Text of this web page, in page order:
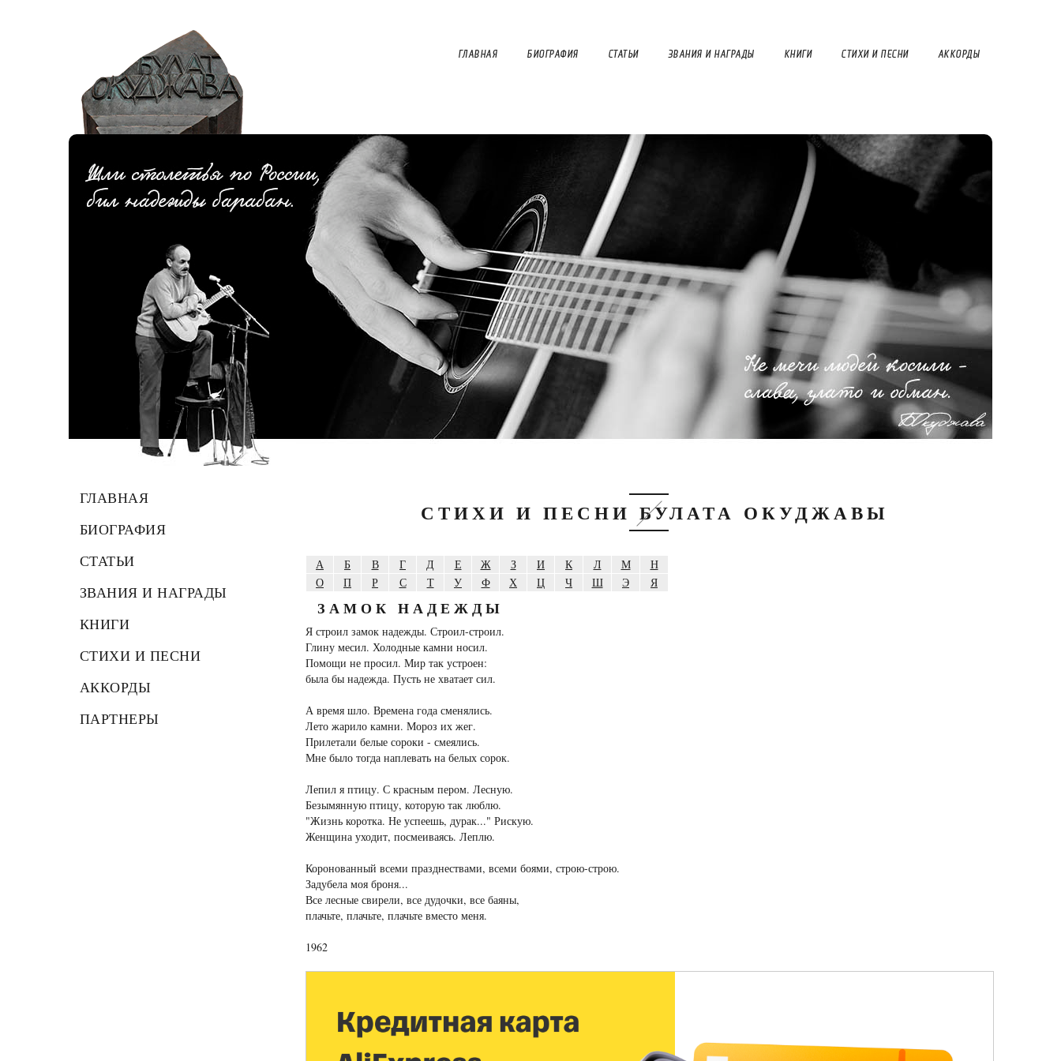
ГЛАВНАЯ БИОГРАФИЯ СТАТЬИ ЗВАНИЯ И НАГРАДЫ КНИГИ СТИХИ И ПЕСНИ АККОРДЫ
ГЛАВНАЯ
БИОГРАФИЯ
СТАТЬИ
ЗВАНИЯ И НАГРАДЫ
КНИГИ
СТИХИ И ПЕСНИ
АККОРДЫ
ПАРТНЕРЫ
СТИХИ И ПЕСНИ БУЛАТА ОКУДЖАВЫ
А Б В Г Д Е Ж З И К Л М
Н
О
П Р С Т У Ф Х Ц Ч Ш Э Я
ЗАМОК НАДЕЖДЫ
Я строил замок надежды. Строил-строил.
Глину месил. Холодные камни носил.
Помощи не просил. Мир так устроен:
была бы надежда. Пусть не хватает сил.
А время шло. Времена года сменялись.
Лето жарило камни. Мороз их жег.
Прилетали белые сороки - смеялись.
Мне было тогда наплевать на белых сорок.
Лепил я птицу. С красным пером. Лесную.
Безымянную птицу, которую так люблю.
"Жизнь коротка. Не успеешь, дурак..." Рискую.
Женщина уходит, посмеиваясь. Леплю.
Коронованный всеми празднествами, всеми боями, строю-строю.
Задубела моя броня...
Все лесные свирели, все дудочки, все баяны,
плачьте, плачьте, плачьте вместо меня.
1962